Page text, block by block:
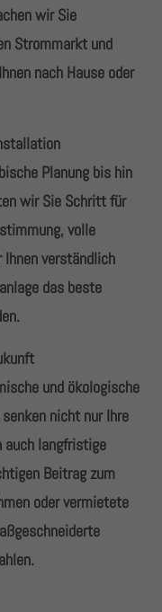
adipiscing
massa.
mus. Donec
wir Sie
Strommarkt und
nach Hause oder
Planung bis hin
wir Sie Schritt für
volle
Ihnen verständlich
das beste
und ökologische
nicht nur Ihre
auch langfristige
Beitrag zum
oder vermietete